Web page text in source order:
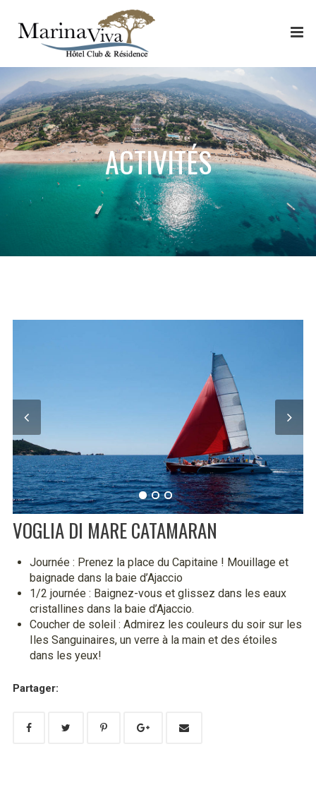
Panneau de gestion des cookies
ACTIVITÉS
VOGLIA DI MARE CATAMARAN
Journée : Prenez la place du Capitaine ! Mouillage et
baignade dans la baie d’Ajaccio
1/2 journée : Baignez-vous et glissez dans les eaux
cristallines dans la baie d’Ajaccio.
Coucher de soleil : Admirez les couleurs du soir sur les
Iles Sanguinaires, un verre à la main et des étoiles
dans les yeux!
Partager: